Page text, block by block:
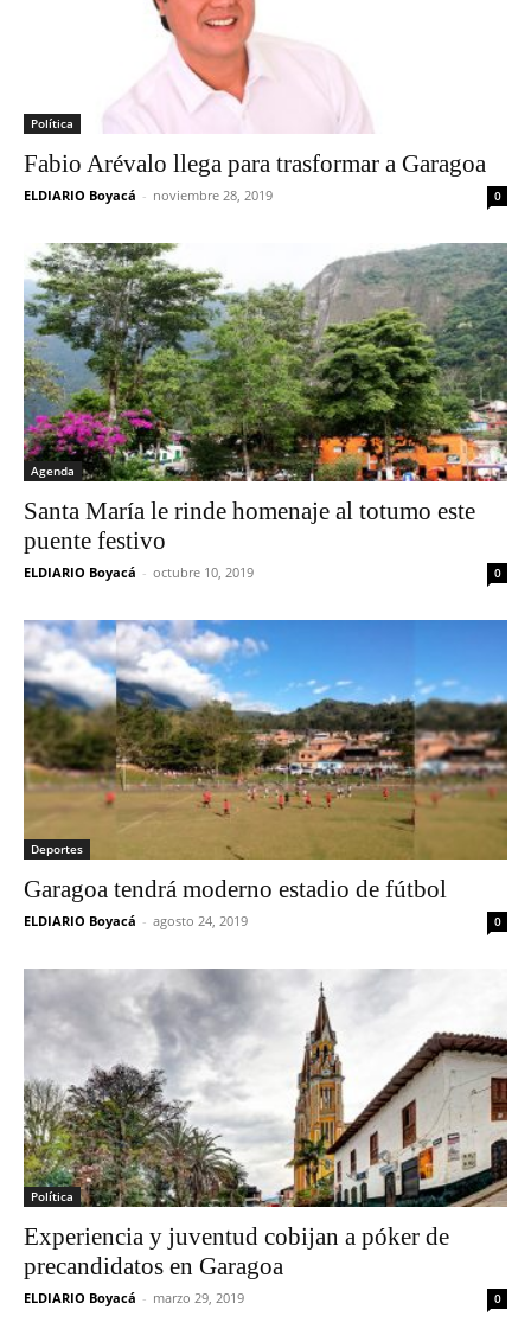
Política
Fabio Arévalo llega para trasformar a Garagoa
ELDIARIO Boyacá - noviembre 28, 2019 0
Agenda
Santa María le rinde homenaje al totumo este
puente festivo
ELDIARIO Boyacá - octubre 10, 2019 0
Deportes
Garagoa tendrá moderno estadio de fútbol
ELDIARIO Boyacá - agosto 24, 2019 0
Política
Experiencia y juventud cobijan a póker de
precandidatos en Garagoa
ELDIARIO Boyacá - marzo 29, 2019 0